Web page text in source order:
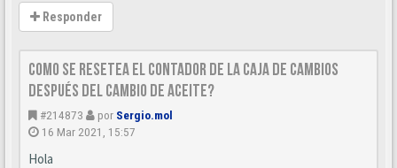
Responder
Como se resetea el contador de la caja de cambios
después del cambio de aceite?
#214873 por Sergio.mol
16 Mar 2021, 15:57
Hola